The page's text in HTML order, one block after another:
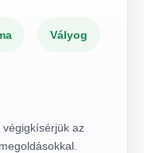
Vályog
az